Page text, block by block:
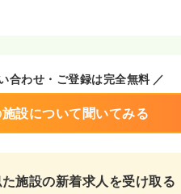
合わせ・ご登録は完全無料 ／
施設について聞いてみる
施設の新着求人を受け取る